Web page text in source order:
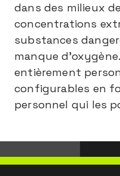
dans des milieux
concentrations
substances
manque
entièrement
configurables en
personnel qui les